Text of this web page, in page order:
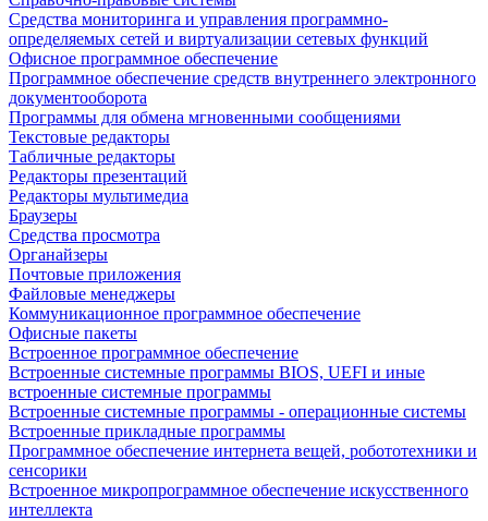
Средства мониторинга и управления программно-
определяемых сетей и виртуализации сетевых функций
Офисное программное обеспечение
Программное обеспечение средств внутреннего электронного
документооборота
Программы для обмена мгновенными сообщениями
Текстовые редакторы
Табличные редакторы
Редакторы презентаций
Редакторы мультимедиа
Браузеры
Средства просмотра
Органайзеры
Почтовые приложения
Файловые менеджеры
Коммуникационное программное обеспечение
Офисные пакеты
Встроенное программное обеспечение
Встроенные системные программы BIOS, UEFI и иные
встроенные системные программы
Встроенные системные программы - операционные системы
Встроенные прикладные программы
Программное обеспечение интернета вещей, робототехники и
сенсорики
Встроенное микропрограммное обеспечение искусственного
интеллекта